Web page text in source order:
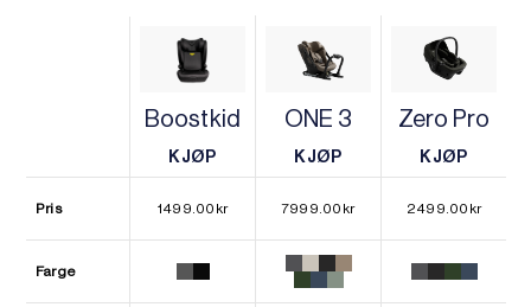
Boostkid
KJØP
KJØP
ONE 3
KJØP
KJØP
Zero Pro
KJØP
KJØP
Pris 1499.00 kr 7999.00 kr 2499.00 kr
Farge